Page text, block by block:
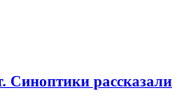
Синоптики рассказали